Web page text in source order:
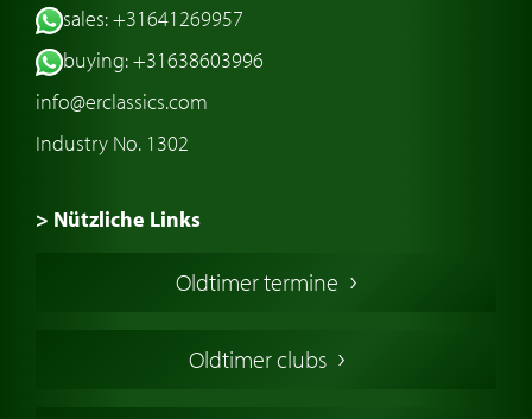
sales: +31641269957
buying: +31638603996
info@erclassics.com
Industry No. 1302
> Nützliche Links
Oldtimers in Europa
Englische Oldtimer
Oldtimer termine
Oldtimer clubs